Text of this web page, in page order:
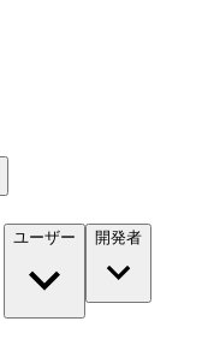
ユーザー 開発者​